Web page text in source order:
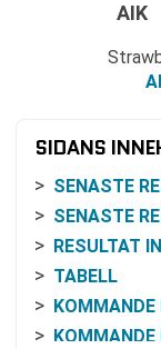
AIK
SIDANS
SENASTE
SENASTE
RESULTAT
TABELL
KOMMANDE